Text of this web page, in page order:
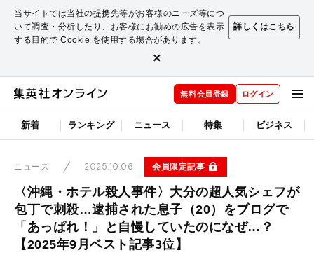
当サイトでは当社の提携先等がお客様のニーズ等につ
いて調査・分析したり、お客様にお勧めの広告を表示
する目的で Cookie を使用する場合があります。
詳しくはこちら
×
無料会員登録 ログイン
新着 ランキング ニュース 特集 ビジネス
ニュース 2025.10.06 会員限定記事
〈沖縄・ホテル殺人事件〉大分の超人気シェフが
包丁で刺殺…逮捕された息子（20）をブログで
「あっぱれ！」と自慢していたのになぜ…？
【2025年9月ベスト記事3位】